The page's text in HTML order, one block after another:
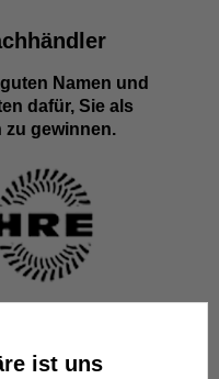
Namen und
dafür, Sie als
gewinnen.
Jahren als
ist uns